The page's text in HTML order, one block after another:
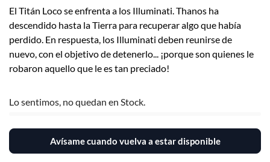
El Titán Loco se enfrenta a los Illuminati. Thanos ha
descendido hasta la Tierra para recuperar algo que había
perdido. En respuesta, los Illuminati deben reunirse de
nuevo, con el objetivo de detenerlo... ¡porque son quienes le
robaron aquello que le es tan preciado!
Lo sentimos, no quedan en Stock.
Avísame cuando vuelva a estar disponible